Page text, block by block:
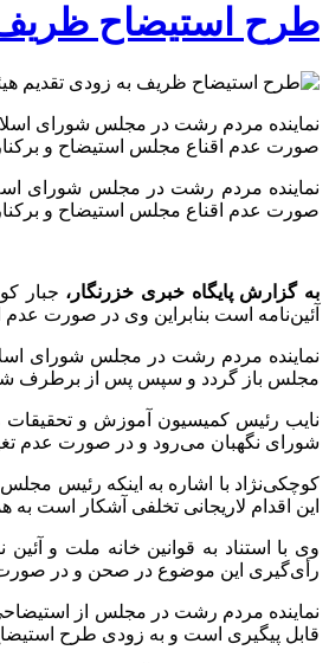
طرح استیضاح ظریف
صورت عدم اقناع مجلس استیضاح و
صورت عدم اقناع مجلس استیضاح و
به گزارش پایگاه خبری خزرنگار،
آئین‌نامه است بنابراین وی در صورت عدم
نماینده مردم رشت در مجلس شورای
مجلس باز گردد و سپس پس از برطرف
نایب رئیس کمیسیون آموزش و تحقیقات
شورای نگهبان می‌رود و در صورت عدم
کوچکی‌نژاد با اشاره به اینکه رئیس
این اقدام لاریجانی تخلفی آشکار است
وی با استناد به قوانین خانه ملت و
رأی‌گیری این موضوع در صحن و در
نماینده مردم رشت در مجلس از استیضاحی
قابل پیگیری است و به زودی طرح